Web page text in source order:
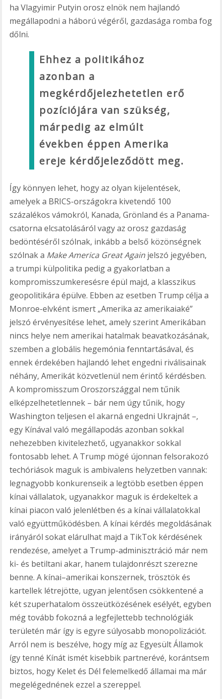
ha Vlagyimir Putyin orosz elnök nem hajlandó
megállapodni a háború végéről, gazdasága romba fog
dőlni.
Ehhez a politikához
azonban a
megkérdőjelezhetetlen erő
pozíciójára van szükség,
márpedig az elmúlt
években éppen Amerika
ereje kérdőjeleződött meg.
Így könnyen lehet, hogy az olyan kijelentések,
amelyek a BRICS-országokra kivetendő 100
százalékos vámokról, Kanada, Grönland és a Panama-
csatorna elcsatolásáról vagy az orosz gazdaság
bedöntéséről szólnak, inkább a belső közönségnek
szólnak a Make America Great Again jelszó jegyében,
a trumpi külpolitika pedig a gyakorlatban a
kompromisszumkeresésre épül majd, a klasszikus
geopolitikára épülve. Ebben az esetben Trump célja a
Monroe-elvként ismert „Amerika az amerikaiaké”
jelszó érvényesítése lehet, amely szerint Amerikában
nincs helye nem amerikai hatalmak beavatkozásának,
szemben a globális hegemónia fenntartásával, és
ennek érdekében hajlandó lehet engedni riválisainak
néhány, Amerikát közvetlenül nem érintő kérdésben.
A kompromisszum Oroszországgal nem tűnik
elképzelhetetlennek – bár nem úgy tűnik, hogy
Washington teljesen el akarná engedni Ukrajnát –,
egy Kínával való megállapodás azonban sokkal
nehezebben kivitelezhető, ugyanakkor sokkal
fontosabb lehet. A Trump mögé újonnan felsorakozó
techóriások maguk is ambivalens helyzetben vannak:
legnagyobb konkurenseik a legtöbb esetben éppen
kínai vállalatok, ugyanakkor maguk is érdekeltek a
kínai piacon való jelenlétben és a kínai vállalatokkal
való együttműködésben. A kínai kérdés megoldásának
irányáról sokat elárulhat majd a TikTok kérdésének
rendezése, amelyet a Trump-adminisztráció már nem
ki- és betiltani akar, hanem tulajdonrészt szerezne
benne. A kínai–amerikai konszernek, trösztök és
kartellek létrejötte, ugyan jelentősen csökkentené a
két szuperhatalom összeütközésének esélyét, egyben
még tovább fokozná a legfejlettebb technológiák
területén már így is egyre súlyosabb monopolizációt.
Arról nem is beszélve, hogy míg az Egyesült Államok
így tenné Kínát ismét kisebbik partnerévé, korántsem
biztos, hogy Kelet és Dél felemelkedő államai ma már
megelégednének ezzel a szereppel.